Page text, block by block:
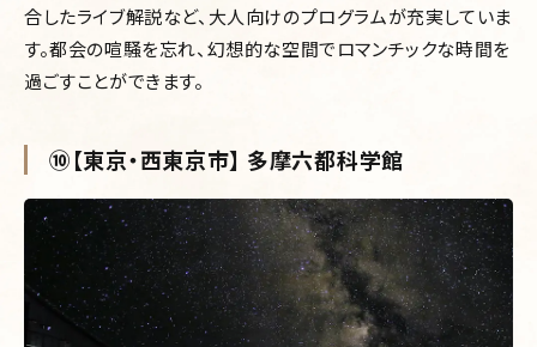
合したライブ解説など、大人向けのプログラムが充実していま
す。都会の喧騒を忘れ、幻想的な空間でロマンチックな時間を
過ごすことができます。
⑩【東京・西東京市】 多摩六都科学館